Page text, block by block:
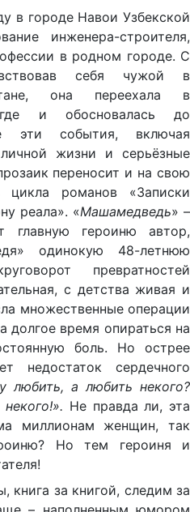
в городе Навои Узбекской
инженера-строителя,
в родном городе. С
себя чужой в
она переехала в
и обосновалась до
эти события, включая
жизни и серьёзные
переносит и на свою
романов «Записки
реала». «Машамедведь» –
главную героиню автор,
одинокую 48-летнюю
превратностей
с детства живая и
множественные операции
долгое время опираться на
боль. Но острее
недостаток сердечного
любить, а любить некого?
Не правда ли, эта
миллионам женщин, так
Но тем героиня и
книга за книгой, следим за